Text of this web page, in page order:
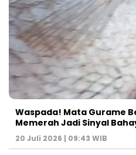
Waspada! Mata Gurame
Memerah Jadi Sinyal
20 Juli 2026 | 09:43 WIB